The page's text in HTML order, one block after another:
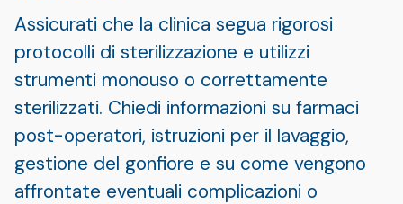
Assicurati che la clinica segua rigorosi
protocolli di sterilizzazione e utilizzi
strumenti monouso o correttamente
sterilizzati. Chiedi informazioni su farmaci
post-operatori, istruzioni per il lavaggio,
gestione del gonfiore e su come vengono
affrontate eventuali complicazioni o